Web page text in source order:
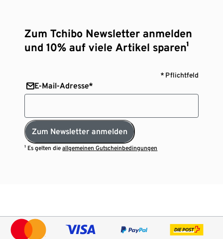
Zum Tchibo Newsletter anmelden
und 10% auf viele Artikel sparen¹
* Pflichtfeld
E-Mail-Adresse*
Zum Newsletter anmelden
¹ Es gelten dieallgemeinen Gutscheinbedingungen